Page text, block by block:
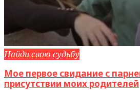
Найди свою судьбу
Мое первое свидание с
присутствии моих родителей